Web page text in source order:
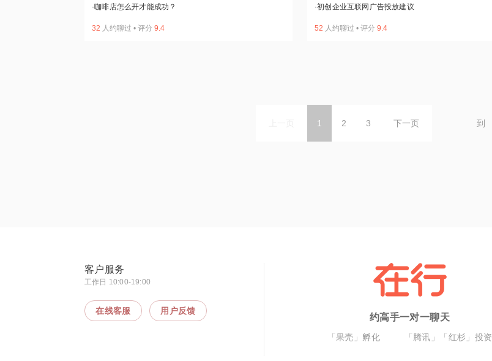
·咖啡店怎么开才能成功？
32 人约聊过 • 评分 9.4
·初创企业互联网广告投放建议
52 人约聊过 • 评分 9.4
1 2 3 下一页 到
客户服务
工作日 10:00-19:00
在线客服 用户反馈
约高手一对一聊天
「果壳」孵化 「腾讯」「红杉」投资